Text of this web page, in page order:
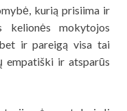
kurią prisiima ir
kelionės mokytojos
ir pareigą visa tai
empatiški ir atsparūs